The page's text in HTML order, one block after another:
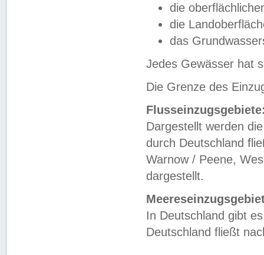
die
die
das
Jedes Gewässer hat
Die Grenze des
Dargestellt werden
durch Deutschland
Warnow / Peene,
dargestellt.
In Deutschland gibt
Deutschland fließt